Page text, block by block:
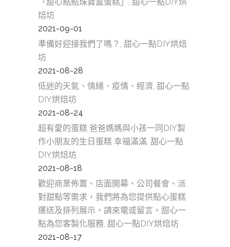
焙坊
2021-09-01
準備好迎接我們了嗎？, 甜心一點DIY烘焙
坊
2021-08-28
低迷的天氣、情緒、疫情、經濟, 甜心一點
DIY烘焙坊
2021-08-24
超有愛的蛋糕 爸爸媽媽與小孩一同DIY製
作小朋友的生日蛋糕 幸福滿滿, 甜心一點
DIY烘焙坊
2021-08-18
歡迎商業佈置、店面開幕、公司餐會、派
對甜點等需求，我們將為您提供點心蛋糕
運送及排列展示，請來電或留言，甜心一
點為您客製化服務, 甜心一點DIY烘焙坊
2021-08-17